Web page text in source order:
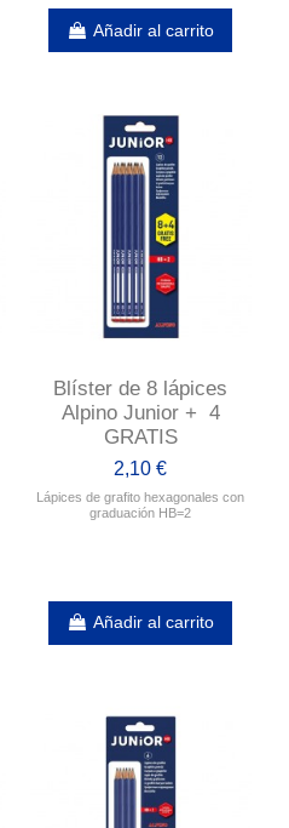
Añadir al carrito
Blíster de 8 lápices
Alpino Junior + 4
GRATIS
2,10 €
Lápices de grafito hexagonales con
graduación HB=2
Añadir al carrito